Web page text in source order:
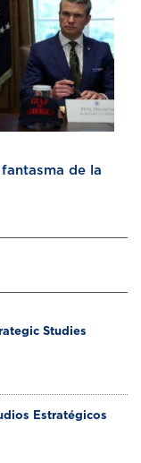
de la
Studies
Estratégicos